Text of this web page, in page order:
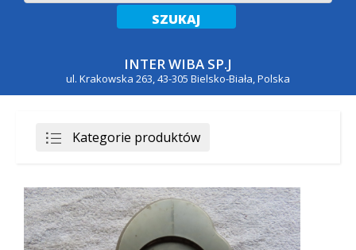
INTER WIBA SP.J
ul. Krakowska 263, 43-305 Bielsko-Biała, Polska
Kategorie produktów